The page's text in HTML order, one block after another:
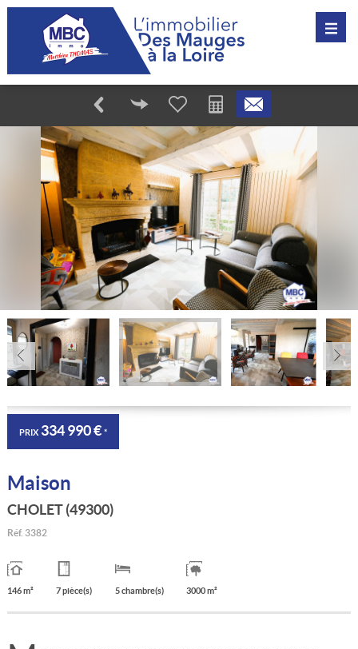
PRIX334 990 € *
Maison
CHOLET (49300)
Réf. 3382
146 m² 7 pièce(s) 5 chambre(s) 3000 m²